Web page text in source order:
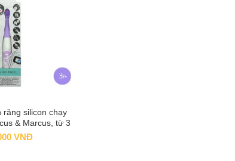
CART
răng silicon chạy
& Marcus, từ 3
– Willo
VNĐ